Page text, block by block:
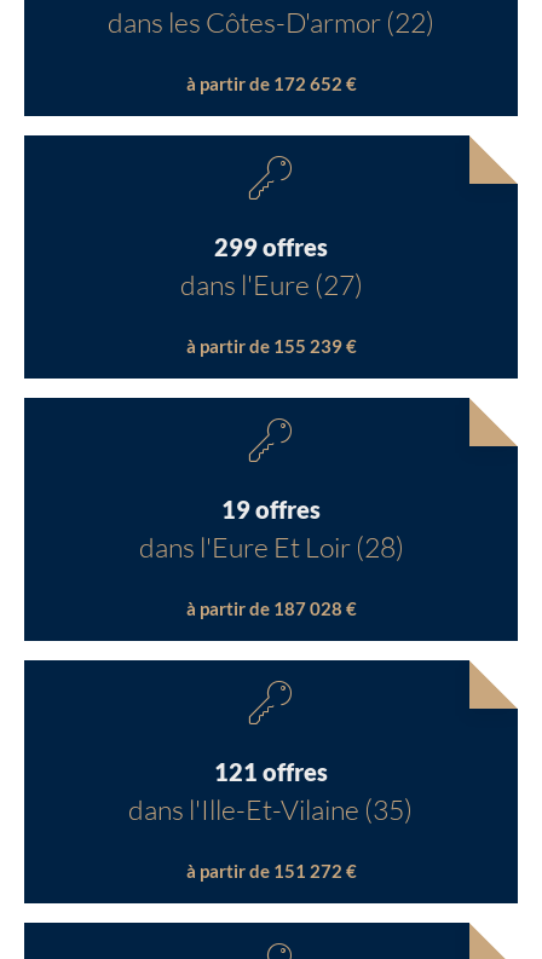
dans les Côtes-D'armor (22)
à partir de 172 652 €
299 offres
dans l'Eure (27)
à partir de 155 239 €
19 offres
dans l'Eure Et Loir (28)
à partir de 187 028 €
121 offres
dans l'Ille-Et-Vilaine (35)
à partir de 151 272 €